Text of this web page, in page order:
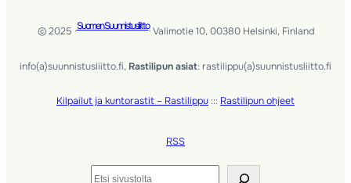
© 2025 ·Suomen Suunnistusliitto· Valimotie 10, 00380 Helsinki, Finland
info(a)suunnistusliitto.fi, Rastilipun asiat: rastilippu(a)suunnistusliitto.fi
Kilpailut ja kuntorastit – Rastilippu ::: Rastilipun ohjeet
RSS
Etsi